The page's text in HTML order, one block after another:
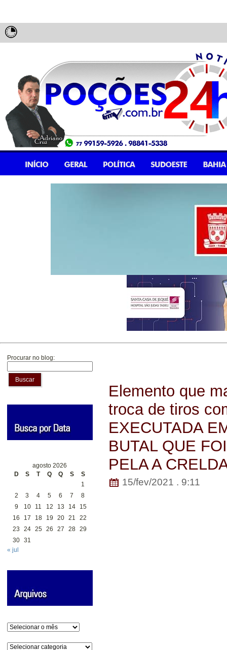
Procurar no blog:
Buscar
agosto 2026
D
S T Q Q S
S
1
2
3 4 5 6 7
8
9
10 11 12 13 14
15
16
17 18 19 20 21
22
23
24 25 26 27 28 29
30 31
« jul
Arquivos
Categorias
Elemento que
troca de tiros
EXECUTADA
BUTAL QUE
PELA A
15/fev/2021 . 9:11